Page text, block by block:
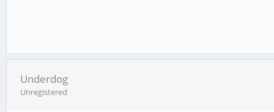
Underdog
Unregistered